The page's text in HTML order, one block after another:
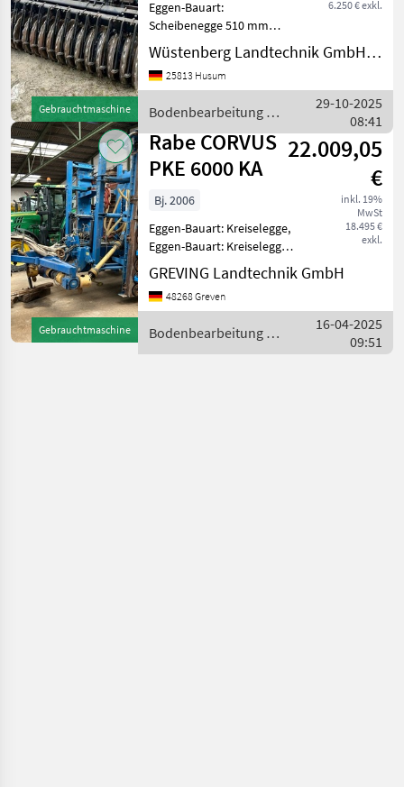
Gebrauchtmaschine
6.250 € exkl.
Eggen-Bauart:
Scheibenegge 510 mm
Scheiben Hydraulische
Walzenverstellung Striegel
vor der Walze 3 m
Bodenbearbeitung Eggen
Wüstenberg Landtechnik GmbH & Co. KG
25813 Husum
Bodenbearbeitung /
Rabe
29-10-2025
08:41
Gebrauchtmaschine
Rabe CORVUS
PKE 6000 KA
22.009,05
€
inkl. 19%
MwSt
18.495 €
exkl.
Bj. 2006
Eggen-Bauart: Kreiselegge,
Eggen-Bauart: Kreiselegge
Rabe Kreiselegge CORVUS
PKE 6000 KA aufgesattelt,
Zugösen- Anhängung,
Zahnpackerwalze,
hydraulisc
GREVING Landtechnik GmbH
48268 Greven
Bodenbearbeitung /
Rabe
16-04-2025
09:51